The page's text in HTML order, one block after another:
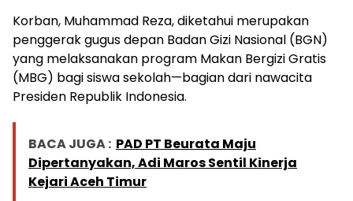
Korban, Muhammad Reza, diketahui merupakan
penggerak gugus depan Badan Gizi Nasional (BGN)
yang melaksanakan program Makan Bergizi Gratis
(MBG) bagi siswa sekolah—bagian dari nawacita
Presiden Republik Indonesia.
BACA JUGA : PAD PT Beurata Maju
Dipertanyakan, Adi Maros Sentil Kinerja
Kejari Aceh Timur